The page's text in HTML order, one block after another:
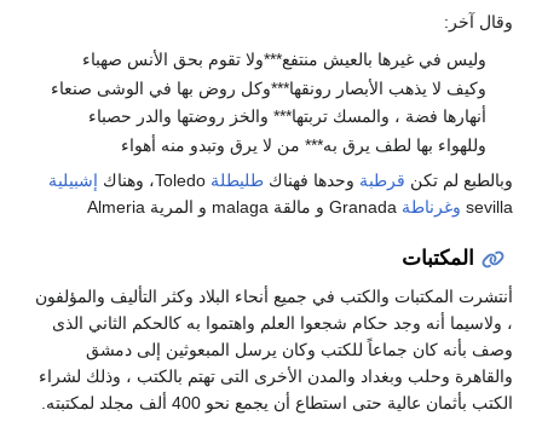
وقال آخر:
وليس في غيرها بالعيش منتفع***ولا تقوم بحق الأنس صهباء
وكيف لا يذهب الأبصار رونقها***وكل روض بها في الوشى صنعاء
أنهارها فضة ، والمسك تربتها*** والخز روضتها والدر حصباء
وللهواء بها لطف يرق به*** من لا يرق وتبدو منه أهواء
وبالطبع لم تكن قرطبة وحدها فهناك طليطلة
إشبيلية
sevilla وغرناطة
المكتبات
أنتشرت المكتبات والكتب في جميع أنحاء البلاد وكثر التأليف والمؤلفون
، ولاسيما أنه وجد حكام شجعوا العلم واهتموا به كالحكم الثاني الذى
وصف بأنه كان جماعاً للكتب وكان يرسل المبعوثين إلى دمشق
والقاهرة وحلب وبغداد والمدن الأخرى التى تهتم بالكتب ، وذلك لشراء
الكتب بأثمان عالية حتى استطاع أن يجمع نحو 400 ألف مجلد لمكتبته.